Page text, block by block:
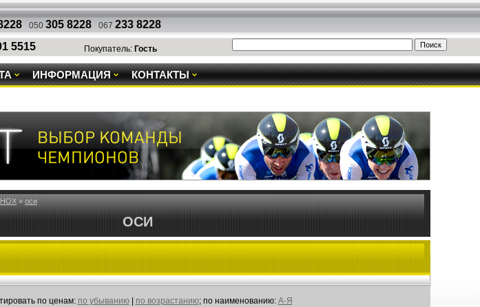
050 305 8228 067 233 8228
5515 Покупатель: Гость
ИНФОРМАЦИЯ КОНТАКТЫ
» оси
ОСИ
по ценам: по убыванию| по возрастанию; по наименованию: А-Я